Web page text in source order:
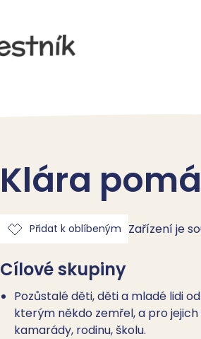
Klára
Přidat k oblíbeným Zařízení je
Cílové skupiny
Pozůstalé děti, děti a mladé lidi
kterým někdo zemřel, a pro
kamarády, rodinu, školu.